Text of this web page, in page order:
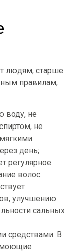
людям, старше
правилам,
воду, не
не
день;
регулярное
волос.
улучшению
сальных
средствами. В
моющие